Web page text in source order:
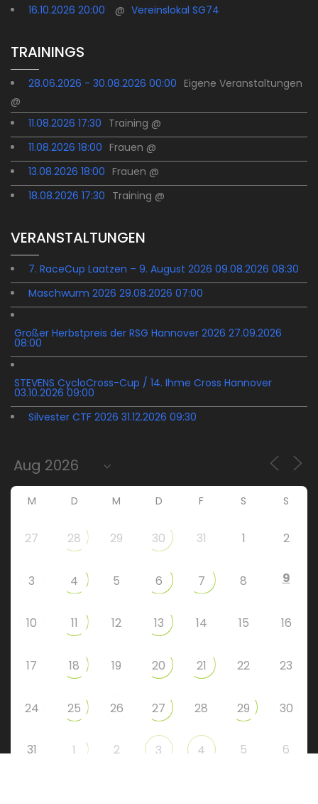
16.10.2026 20:00
@ Vereinslokal SG74
TRAININGS
28.06.2026 - 30.08.2026 00:00 Eigene Veranstaltungen
@
11.08.2026 17:30 Training @
11.08.2026 18:00 Frauen @
13.08.2026 18:00 Frauen @
18.08.2026 17:30 Training @
VERANSTALTUNGEN
7. RaceCup Laatzen – 9. August 2026 09.08.2026 08:30
Maschwurm 2026 29.08.2026 07:00
Großer Herbstpreis der RSG Hannover 2026 27.09.2026
08:00
STEVENS CycloCross-Cup / 14. Ihme Cross Hannover
03.10.2026 09:00
Silvester CTF 2026 31.12.2026 09:30
M D M D F S S
27 28 29 30 31 1 2
3 4 5 6 7 8 9
10 11 12 13 14 15 16
17 18 19 20 21 22 23
24 25 26 27 28 29 30
31 1 2 3 4 5 6